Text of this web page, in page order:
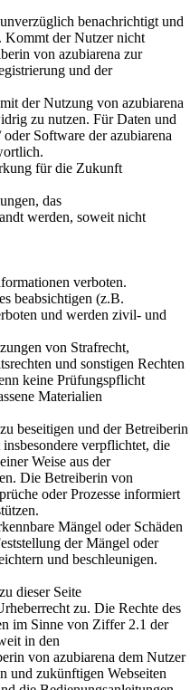
benachrichtigt und
Kommt der Nutzer nicht
von azubiarena zur
und der
der Nutzung von azubiarena
zu nutzen. Für Daten und
Software der azubiarena
für die Zukunft
das
werden, soweit nicht
verboten.
beabsichtigen (z.B.
und werden zivil- und
von Strafrecht,
und sonstigen Rechten
keine Prüfungspflicht
Materialien
beseitigen und der Betreiberin
verpflichtet, die
Weise aus der
Die Betreiberin von
oder Prozesse informiert
Mängel oder Schäden
der Mängel oder
und beschleunigen.
dieser Seite
zu. Die Rechte des
im Sinne von Ziffer 2.1 der
in den
von azubiarena dem Nutzer
und zukünftigen Webseiten